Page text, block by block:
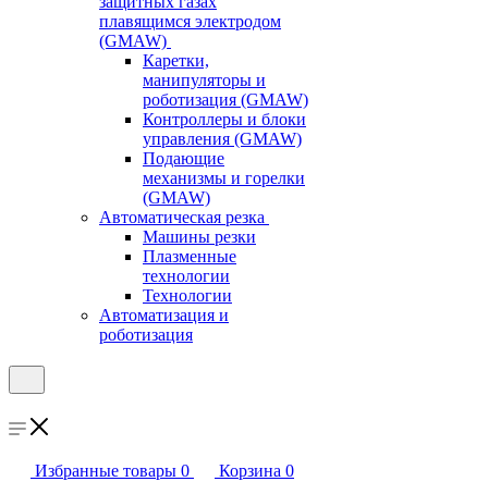
плавящимся электродом
(GMAW)
Каретки,
манипуляторы и
роботизация (GMAW)
Контроллеры и блоки
управления (GMAW)
Подающие
механизмы и горелки
(GMAW)
Автоматическая резка
Машины резки
Плазменные
технологии
Технологии
Автоматизация и
роботизация
Избранные товары 0 Корзина 0